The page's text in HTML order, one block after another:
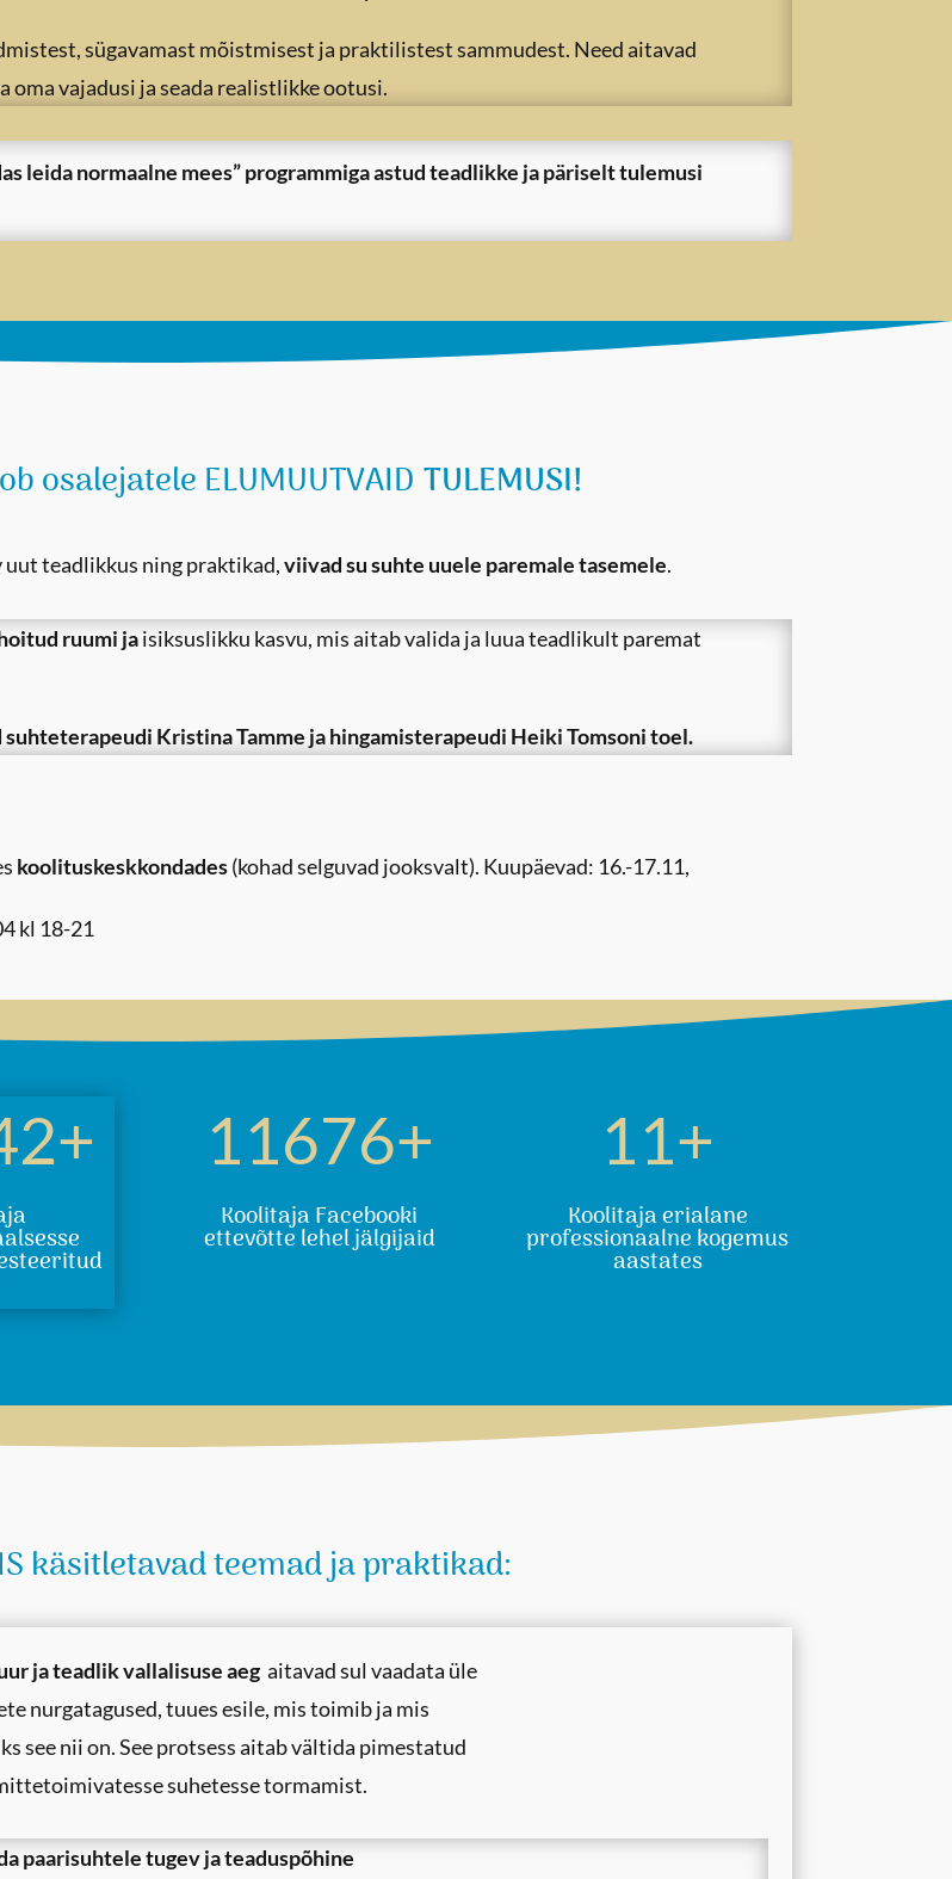
sügavamast mõistmisest ja praktilistest sammudest. Need aitavad
oma vajadusi ja seada realistlikke ootusi.
leida normaalne mees” programmigaastud teadlikke ja päriselt tulemusi
osalejatele ELUMUUTVAID TULEMUSI!
uut teadlikkus ning praktikad,viivad su suhte uuele paremale tasemele.
ruumi jaisiksuslikku kasvu, mis aitab valida ja luua teadlikult paremat
Kristina Tamme ja hingamisterapeudi Heiki Tomsoni toel.
koolituskeskkondades(kohad selguvad jooksvalt). Kuupäevad: 16.-17.11,
kl 18-21
11676+
Koolitaja Facebooki
ettevõtte lehel jälgijaid
11+
Koolitaja erialane
professionaalne kogemus
aastates
käsitletavad teemad ja praktikad:
ja teadlik vallalisuse aeg aitavad sul vaadata üle
nurgatagused, tuues esile, mis toimib ja mis
see nii on. See protsess aitab vältida pimestatud
suhetesse tormamist.
paarisuhtele tugev ja teaduspõhine